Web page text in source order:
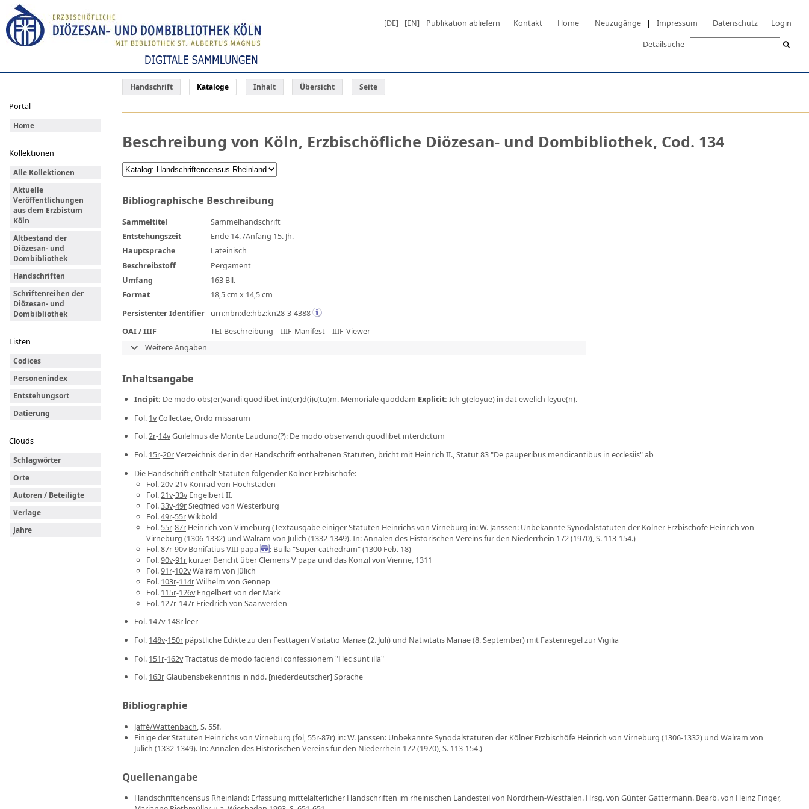
[DE] [EN] Publikation abliefern | Kontakt | Home | Neuzugänge | Impressum | Datenschutz | Login
Detailsuche
Handschrift Kataloge Inhalt Übersicht Seite
Portal
Home
Kollektionen
Alle Kollektionen
Aktuelle
Veröffentlichungen
aus dem Erzbistum
Köln
Altbestand der
Diözesan- und
Dombibliothek
Handschriften
Schriftenreihen der
Diözesan- und
Dombibliothek
Listen
Codices
Personenindex
Entstehungsort
Datierung
Clouds
Schlagwörter
Orte
Autoren / Beteiligte
Verlage
Jahre
Beschreibung von Köln, Erzbischöfliche Diözesan- und Dombibliothek, Cod. 134
Bibliographische Beschreibung
Sammeltitel
Sammelhandschrift
Entstehungszeit
Ende 14. /Anfang 15. Jh.
Hauptsprache
Lateinisch
Beschreibstoff
Pergament
Umfang
163 Bll.
Format
18,5 cm x 14,5 cm
Persistenter Identifier
urn:nbn:de:hbz:kn28-3-4388
OAI / IIIF
TEI-Beschreibung –IIIF-Manifest–IIIF-Viewer
Weitere Angaben
Inhaltsangabe
Incipit: De modo obs(er)vandi quodlibet int(er)d(i)c(tu)m. Memoriale quoddam Explicit: Ich g(eloyue) in dat ewelich leyue(n).
Fol. 1vCollectae, Ordo missarum
Fol.2r-14vGuilelmus de Monte Lauduno(?): De modo observandi quodlibet interdictum
Fol. 15r-20rVerzeichnis der in der Handschrift enthaltenen Statuten, bricht mit Heinrich II., Statut 83 "De pauperibus mendicantibus in ecclesiis" ab
Die Handschrift enthält Statuten folgender Kölner Erzbischöfe:
Fol.20v-21vKonrad von Hochstaden
Fol.21v-33vEngelbert II.
Fol.33v-49rSiegfried von Westerburg
Fol.49r-55rWikbold
Fol. 55r-87r Heinrich von Virneburg (Textausgabe einiger Statuten Heinrichs von Virneburg in: W. Janssen: Unbekannte Synodalstatuten der Kölner Erzbischöfe Heinrich von
Virneburg (1306-1332) und Walram von Jülich (1332-1349). In: Annalen des Historischen Vereins für den Niederrhein 172 (1970), S. 113-154.)
Fol.87r-90vBonifatius VIII papa
: Bulla "Super cathedram" (1300 Feb. 18)
Fol.90v-91r kurzer Bericht über Clemens V papa und das Konzil von Vienne, 1311
Fol.91r-102vWalram von Jülich
Fol. 103r-114rWilhelm von Gennep
Fol. 115r-126vEngelbert von der Mark
Fol. 127r-147r Friedrich von Saarwerden
Fol. 147v-148r leer
Fol. 148v-150r päpstliche Edikte zu den Festtagen Visitatio Mariae (2. Juli) und Nativitatis Mariae (8. September) mit Fastenregel zur Vigilia
Fol. 151r-162vTractatus de modo faciendi confessionem "Hec sunt illa"
Fol. 163rGlaubensbekenntnis in ndd. [niederdeutscher] Sprache
Bibliographie
Jaffé/Wattenbach, S. 55f.
Einige der Statuten Heinrichs von Virneburg (fol, 55r-87r) in: W. Janssen: Unbekannte Synodalstatuten der Kölner Erzbischöfe Heinrich von Virneburg (1306-1332) und Walram von
Jülich (1332-1349). In: Annalen des Historischen Vereins für den Niederrhein 172 (1970), S. 113-154.)
Quellenangabe
Handschriftencensus Rheinland: Erfassung mittelalterlicher Handschriften im rheinischen Landesteil von Nordrhein-Westfalen. Hrsg. von Günter Gattermann. Bearb. von Heinz Finger,